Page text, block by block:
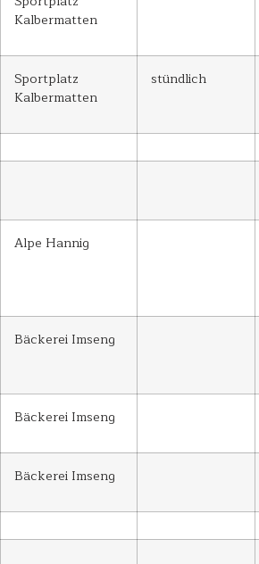
Kalbermatten
Sportplatz
Kalbermatten
stündlich
Alpe Hannig
Bäckerei Imseng
Bäckerei Imseng
Bäckerei Imseng